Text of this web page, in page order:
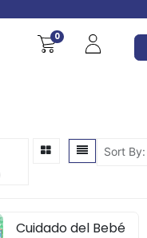
0
Sort By:
Cuidado del Bebé